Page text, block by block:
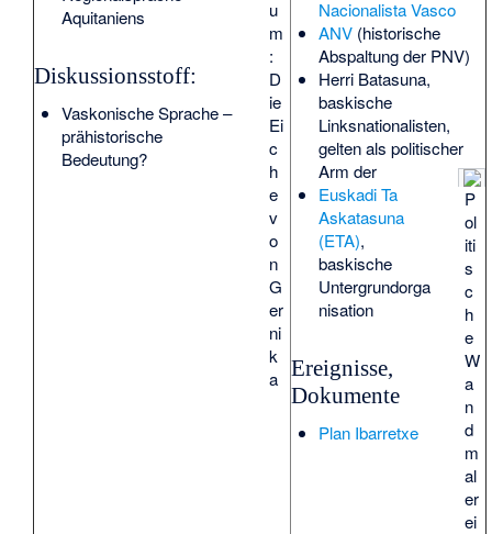
Nacionalista Vasco
ANV(historische
Abspaltung der PNV)
Herri Batasuna,
baskische
Linksnationalisten,
gelten als politischer
Arm der
P
ol
iti
s
c
h
e
W
a
n
d
m
al
er
ei
Euskadi Ta
Askatasuna
(ETA),
baskische
Untergrundorga
nisation
Ereignisse,
Dokumente
Plan Ibarretxe
u
m
:
D
ie
Ei
c
h
e
v
o
n
G
er
ni
k
a
Aquitaniens
Diskussionsstoff:
Vaskonische Sprache–
prähistorische
Bedeutung?